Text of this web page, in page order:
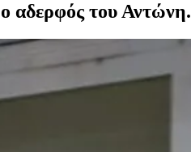
ο αδερφός του Αντώνη.